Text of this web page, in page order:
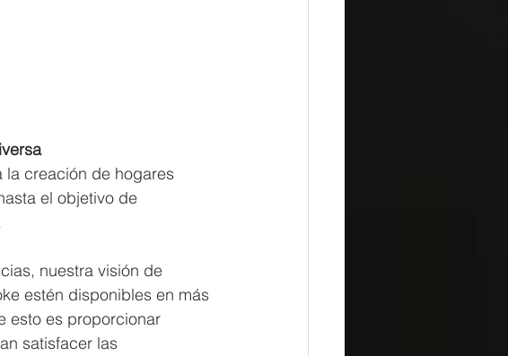
creación de hogares
el objetivo de
nuestra visión de
estén disponibles en más
esto es proporcionar
satisfacer las